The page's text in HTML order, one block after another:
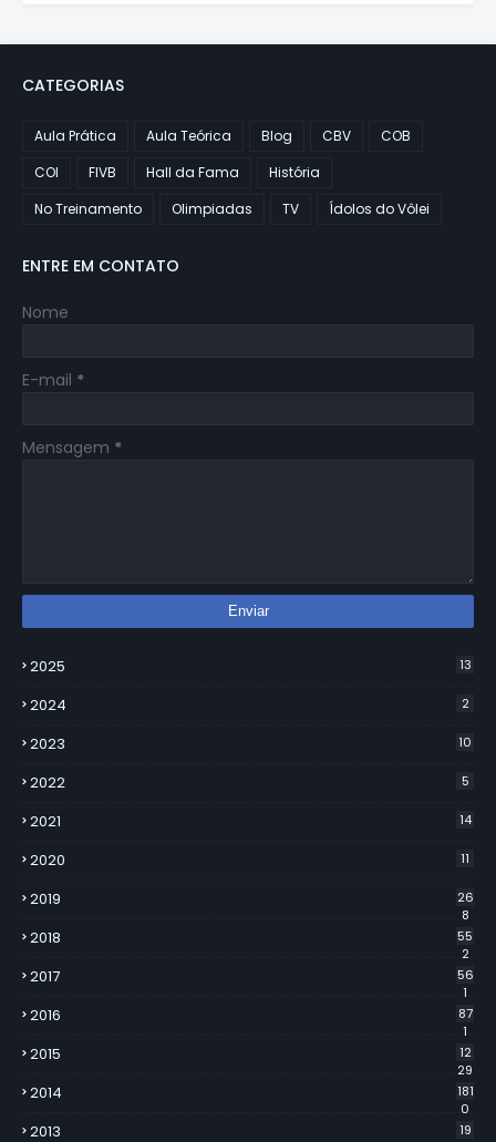
CATEGORIAS
Aula Prática Aula Teórica Blog CBV
COB
COI
FIVB Hall da Fama
História
No Treinamento
Olimpiadas TV Ídolos do Vôlei
ENTRE EM CONTATO
Nome
E-mail *
Mensagem *
2025 13
2024 2
2023 10
2022 5
2021 14
2020 11
2019
26
8
2018
55
2
2017
56
1
2016
87
1
2015
12
29
2014
181
0
2013
19